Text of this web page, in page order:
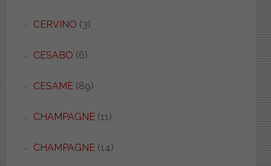
CERVINO (3)
CESABO (6)
CESAME(89)
CHAMPAGNE(11)
CHAMPAGNE(14)